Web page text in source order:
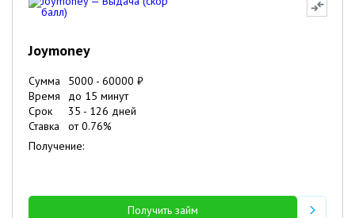
Joymoney
Сумма 5000 - 60000 ₽
Время
до 15 минут
Срок
35 - 126 дней
Ставка
от0.76%
Получение:
Получить займ